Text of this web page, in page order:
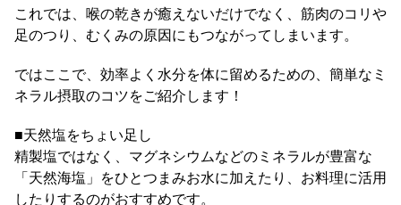
これでは、喉の乾きが癒えないだけでなく、筋肉のコリや
足のつり、むくみの原因にもつながってしまいます。
ではここで、効率よく水分を体に留めるための、簡単なミ
ネラル摂取のコツをご紹介します！
■天然塩をちょい足し
精製塩ではなく、マグネシウムなどのミネラルが豊富な
「天然海塩」をひとつまみお水に加えたり、お料理に活用
したりするのがおすすめです。